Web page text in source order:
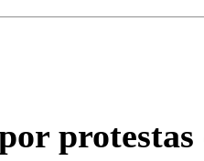
protestas